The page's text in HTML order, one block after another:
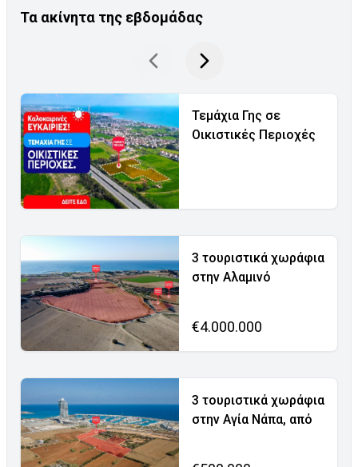
Τα ακίνητα της εβδομάδας
Τεμάχια Γης σε
Οικιστικές Περιοχές
3 τουριστικά χωράφια
στην Αλαμινό
€4.000.000
3 τουριστικά χωράφια
στην Αγία Νάπα, από